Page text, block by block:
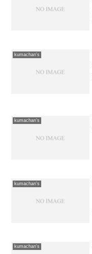
kumachan's
kumachan's
kumachan's
kumachan's